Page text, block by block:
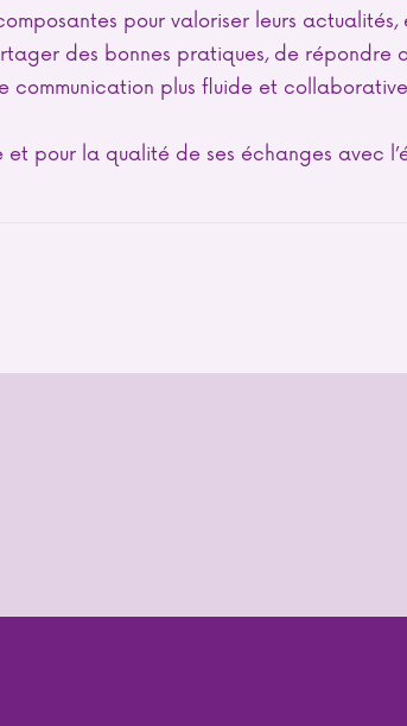
pour valoriser leurs actualités,
des bonnes pratiques, de répondre
communication plus fluide et
et pour la qualité de ses échanges avec